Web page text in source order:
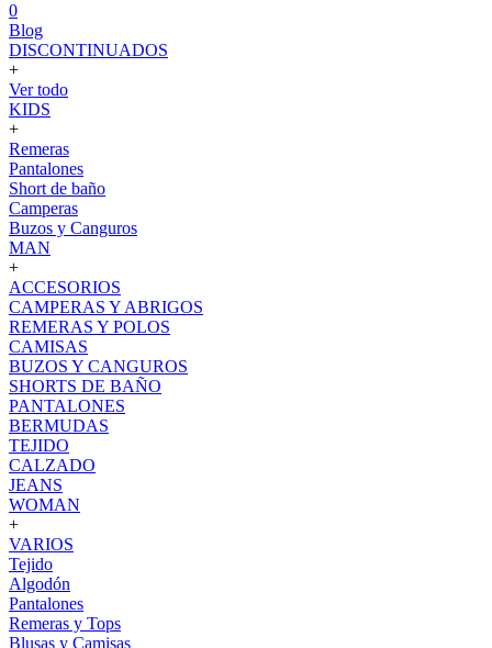
0
Blog
DISCONTINUADOS
+
Ver todo
KIDS
+
Remeras
Pantalones
Short de baño
Camperas
Buzos y Canguros
MAN
+
ACCESORIOS
CAMPERAS Y ABRIGOS
REMERAS Y POLOS
CAMISAS
BUZOS Y CANGUROS
SHORTS DE BAÑO
PANTALONES
BERMUDAS
TEJIDO
CALZADO
JEANS
WOMAN
+
VARIOS
Tejido
Algodón
Pantalones
Remeras y Tops
Blusas y Camisas